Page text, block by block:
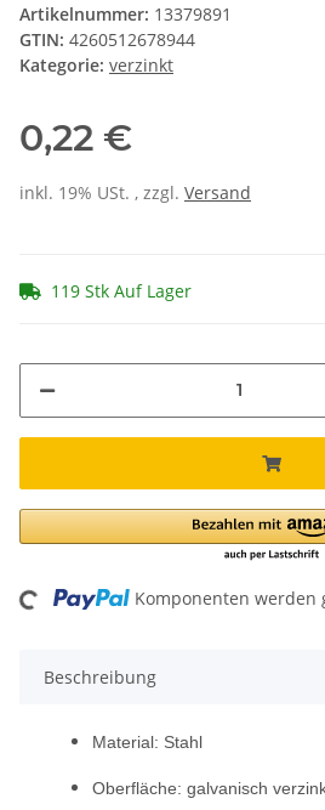
Artikelnummer: 13379891
GTIN: 4260512678944
Kategorie: verzinkt
0,22 €
inkl. 19% USt. , zzgl. Versand
119 Stk Auf Lager
Komponenten werden
Beschreibung
Material: Stahl
Oberfläche: galvanisch